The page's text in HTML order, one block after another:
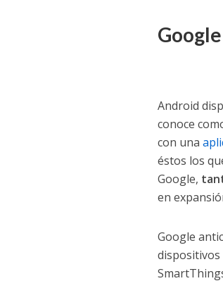
Android
conoce
con una
éstos los
Google,
en
Google
dispositivos